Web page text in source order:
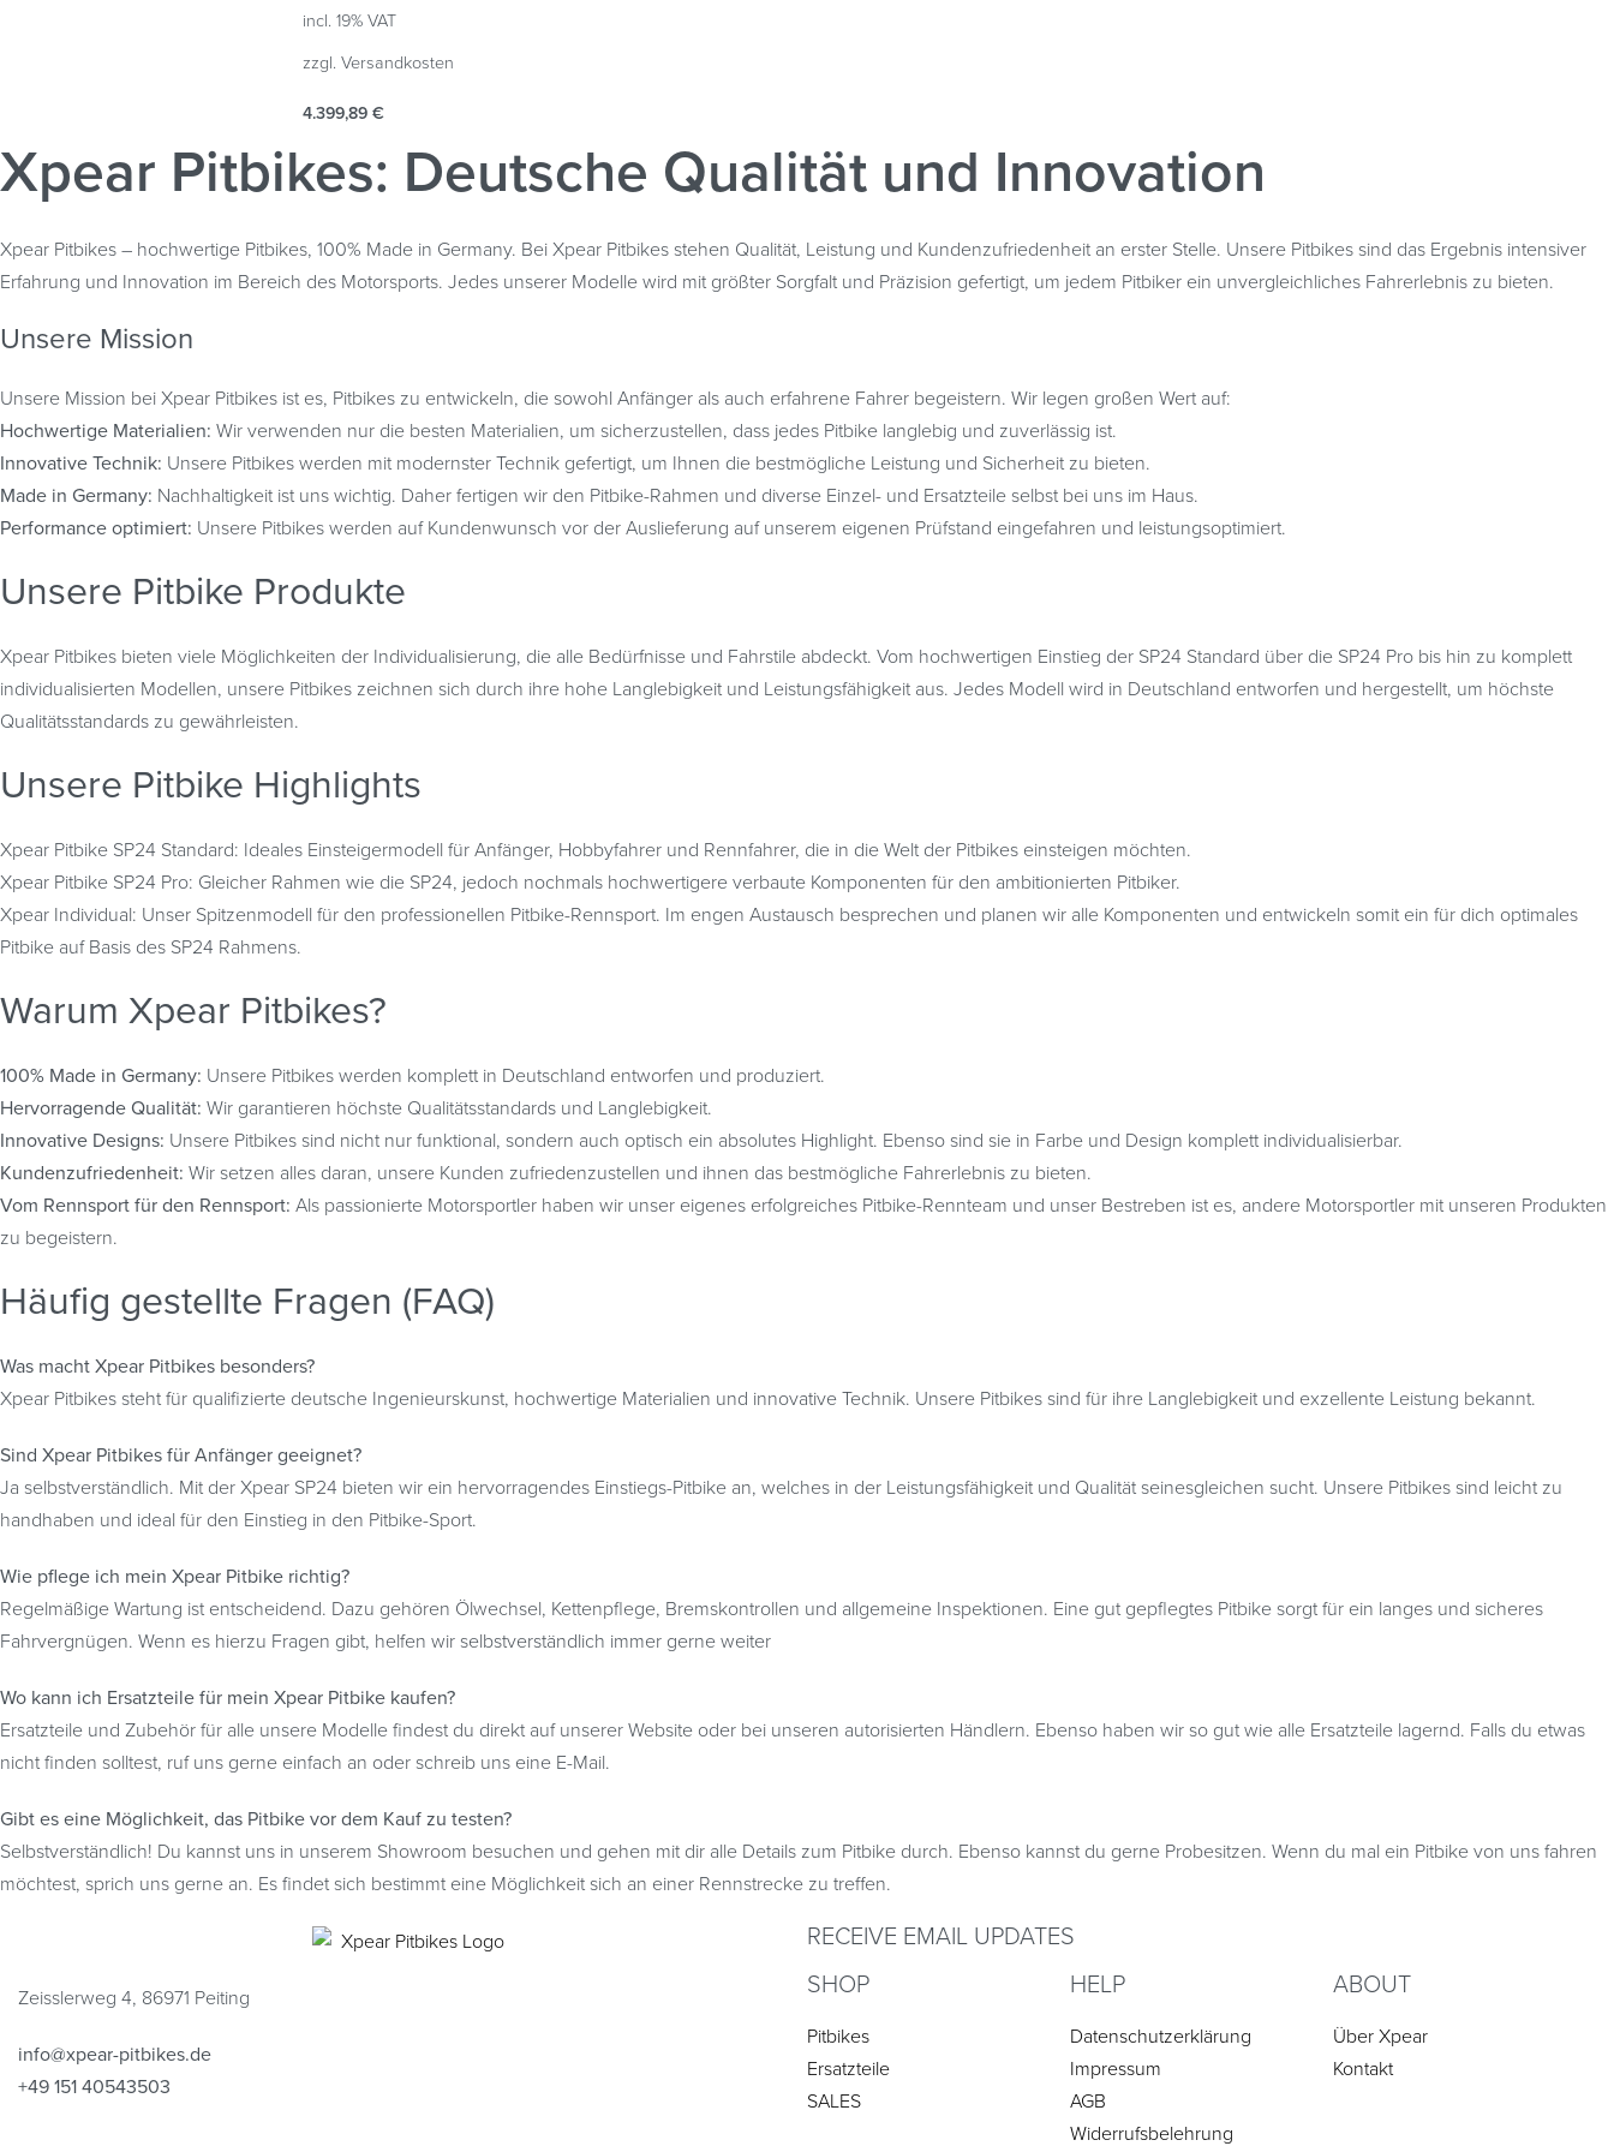
incl. 19% VAT
zzgl. Versandkosten
4.399,89 €
Add to cart
QUICKVIEW
Xpear Pitbikes: Deutsche Qualität und Innovation
Xpear Pitbikes – hochwertige Pitbikes, 100% Made in Germany. Bei Xpear Pitbikes stehen Qualität, Leistung und Kundenzufriedenheit an erster Stelle. Unsere Pitbikes sind das Ergebnis intensiver
Erfahrung und Innovation im Bereich des Motorsports. Jedes unserer Modelle wird mit größter Sorgfalt und Präzision gefertigt, um jedem Pitbiker ein unvergleichliches Fahrerlebnis zu bieten.
Unsere Mission
Unsere Mission bei Xpear Pitbikes ist es, Pitbikes zu entwickeln, die sowohl Anfänger als auch erfahrene Fahrer begeistern. Wir legen großen Wert auf:
Hochwertige Materialien: Wir verwenden nur die besten Materialien, um sicherzustellen, dass jedes Pitbike langlebig und zuverlässig ist.
Innovative Technik: Unsere Pitbikes werden mit modernster Technik gefertigt, um Ihnen die bestmögliche Leistung und Sicherheit zu bieten.
Made in Germany: Nachhaltigkeit ist uns wichtig. Daher fertigen wir den Pitbike-Rahmen und diverse Einzel- und Ersatzteile selbst bei uns im Haus.
Performance optimiert: Unsere Pitbikes werden auf Kundenwunsch vor der Auslieferung auf unserem eigenen Prüfstand eingefahren und leistungsoptimiert.
Unsere Pitbike Produkte
Xpear Pitbikes bieten viele Möglichkeiten der Individualisierung, die alle Bedürfnisse und Fahrstile abdeckt. Vom hochwertigen Einstieg der SP24 Standard über die SP24 Pro bis hin zu komplett
individualisierten Modellen, unsere Pitbikes zeichnen sich durch ihre hohe Langlebigkeit und Leistungsfähigkeit aus. Jedes Modell wird in Deutschland entworfen und hergestellt, um höchste
Qualitätsstandards zu gewährleisten.
Unsere Pitbike Highlights
Xpear Pitbike SP24 Standard: Ideales Einsteigermodell für Anfänger, Hobbyfahrer und Rennfahrer, die in die Welt der Pitbikes einsteigen möchten.
Xpear Pitbike SP24 Pro: Gleicher Rahmen wie die SP24, jedoch nochmals hochwertigere verbaute Komponenten für den ambitionierten Pitbiker.
Xpear Individual: Unser Spitzenmodell für den professionellen Pitbike-Rennsport. Im engen Austausch besprechen und planen wir alle Komponenten und entwickeln somit ein für dich optimales
Pitbike auf Basis des SP24 Rahmens.
Warum Xpear Pitbikes?
100% Made in Germany: Unsere Pitbikes werden komplett in Deutschland entworfen und produziert.
Hervorragende Qualität: Wir garantieren höchste Qualitätsstandards und Langlebigkeit.
Innovative Designs: Unsere Pitbikes sind nicht nur funktional, sondern auch optisch ein absolutes Highlight. Ebenso sind sie in Farbe und Design komplett individualisierbar.
Kundenzufriedenheit: Wir setzen alles daran, unsere Kunden zufriedenzustellen und ihnen das bestmögliche Fahrerlebnis zu bieten.
Vom Rennsport für den Rennsport: Als passionierte Motorsportler haben wir unser eigenes erfolgreiches Pitbike-Rennteam und unser Bestreben ist es, andere Motorsportler mit unseren Produkten
zu begeistern.
Häufig gestellte Fragen (FAQ)
Was macht Xpear Pitbikes besonders?
Xpear Pitbikes steht für qualifizierte deutsche Ingenieurskunst, hochwertige Materialien und innovative Technik. Unsere Pitbikes sind für ihre Langlebigkeit und exzellente Leistung bekannt.
Sind Xpear Pitbikes für Anfänger geeignet?
Ja selbstverständlich. Mit der Xpear SP24 bieten wir ein hervorragendes Einstiegs-Pitbike an, welches in der Leistungsfähigkeit und Qualität seinesgleichen sucht. Unsere Pitbikes sind leicht zu
handhaben und ideal für den Einstieg in den Pitbike-Sport.
Wie pflege ich mein Xpear Pitbike richtig?
Regelmäßige Wartung ist entscheidend. Dazu gehören Ölwechsel, Kettenpflege, Bremskontrollen und allgemeine Inspektionen. Eine gut gepflegtes Pitbike sorgt für ein langes und sicheres
Fahrvergnügen. Wenn es hierzu Fragen gibt, helfen wir selbstverständlich immer gerne weiter
Wo kann ich Ersatzteile für mein Xpear Pitbike kaufen?
Ersatzteile und Zubehör für alle unsere Modelle findest du direkt auf unserer Website oder bei unseren autorisierten Händlern. Ebenso haben wir so gut wie alle Ersatzteile lagernd. Falls du etwas
nicht finden solltest, ruf uns gerne einfach an oder schreib uns eine E-Mail.
Gibt es eine Möglichkeit, das Pitbike vor dem Kauf zu testen?
Selbstverständlich! Du kannst uns in unserem Showroom besuchen und gehen mit dir alle Details zum Pitbike durch. Ebenso kannst du gerne Probesitzen. Wenn du mal ein Pitbike von uns fahren
möchtest, sprich uns gerne an. Es findet sich bestimmt eine Möglichkeit sich an einer Rennstrecke zu treffen.
Zeisslerweg 4, 86971 Peiting
info@xpear-pitbikes.de
+49 151 40543503
RECEIVE EMAIL UPDATES
SHOP
Pitbikes
Ersatzteile
SALES
HELP
Datenschutzerklärung
Impressum
AGB
Widerrufsbelehrung
ABOUT
Über Xpear
Kontakt